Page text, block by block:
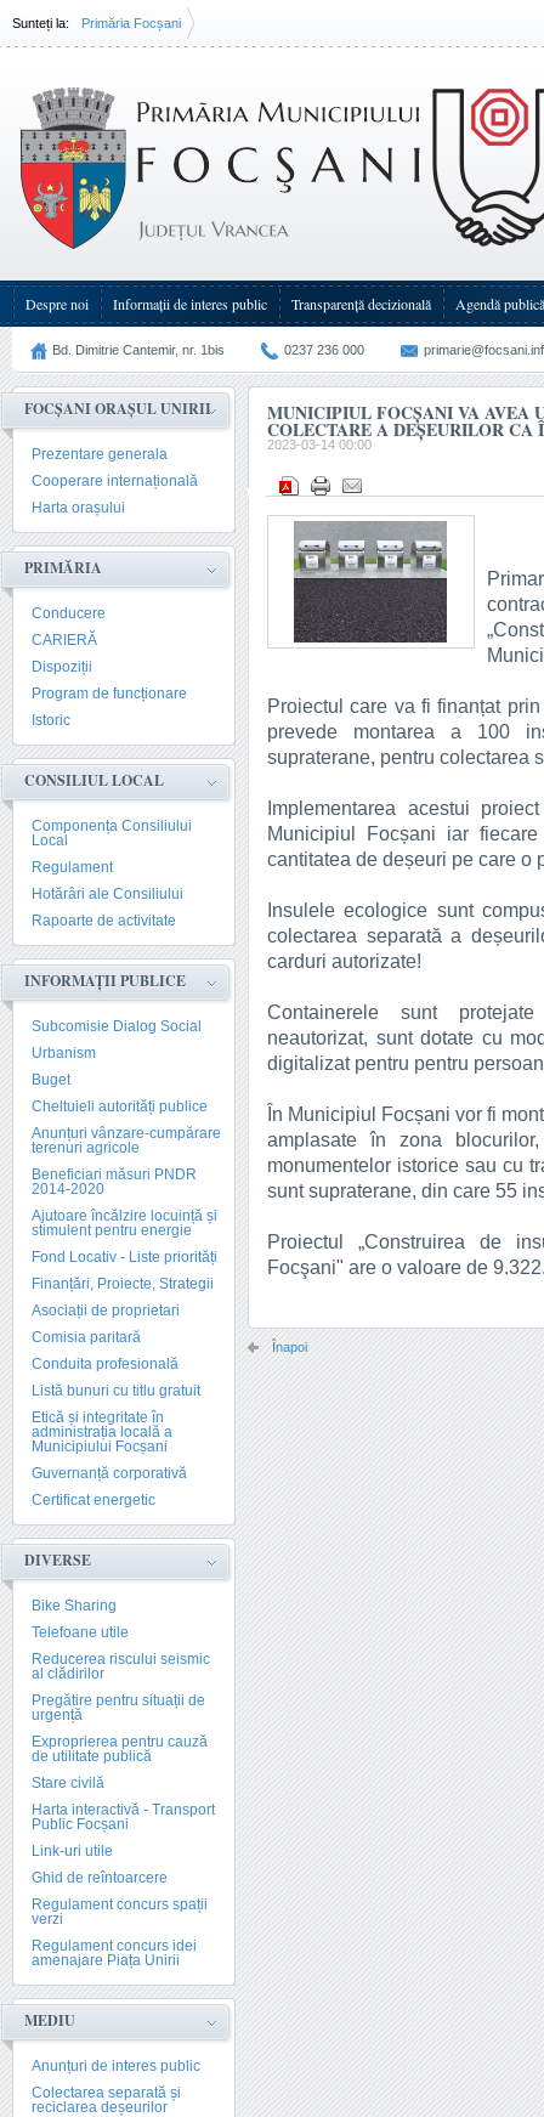
Sunteți la: Primăria Focșani
Despre noi Informații de interes public Transparenţă decizională Agendă publică
Bd. Dimitrie Cantemir, nr. 1bis 0237 236 000
FOCȘANI ORAȘUL UNIRII
Prezentare generala
Cooperare internațională
Harta orașului
PRIMĂRIA
Conducere
CARIERĂ
Dispoziții
Program de funcționare
Istoric
CONSILIUL LOCAL
Componența Consiliului
Local
Regulament
Hotărâri ale Consiliului
Rapoarte de activitate
INFORMAȚII PUBLICE
Subcomisie Dialog Social
Urbanism
Buget
Cheltuieli autorități publice
Anunțuri vânzare-cumpărare
terenuri agricole
Beneficiari măsuri PNDR
2014-2020
Ajutoare încălzire locuință și
stimulent pentru energie
Fond Locativ - Liste priorități
Finanțări, Proiecte, Strategii
Asociații de proprietari
Comisia paritară
Conduita profesională
Listă bunuri cu titlu gratuit
Etică și integritate în
administrația locală a
Municipiului Focșani
Guvernanță corporativă
Certificat energetic
DIVERSE
Bike Sharing
Telefoane utile
Reducerea riscului seismic
al clădirilor
Pregătire pentru situații de
urgență
Exproprierea pentru cauză
de utilitate publică
Stare civilă
Harta interactivă - Transport
Public Focșani
Link-uri utile
Ghid de reîntoarcere
Regulament concurs spații
verzi
Regulament concurs idei
amenajare Piața Unirii
MEDIU
Anunțuri de interes public
Colectarea separată și
reciclarea deșeurilor
MUNICIPIUL FOCȘANI VA AVEA
COLECTARE A DEȘEURILOR CA
2023-03-14 00:00
Proiectul care va fi finanțat
prevede montarea a 100
supraterane, pentru colectarea
Implementarea acestui
Municipiul Focșani iar
cantitatea de deșeuri pe care o
Insulele ecologice sunt
colectarea separată a
carduri autorizate!
Containerele sunt
neautorizat, sunt dotate cu
digitalizat pentru pentru
În Municipiul Focșani vor fi
amplasate în zona
monumentelor istorice sau cu
sunt supraterane, din care 55
Proiectul „Construirea de
Focşani" are o valoare de
Înapoi